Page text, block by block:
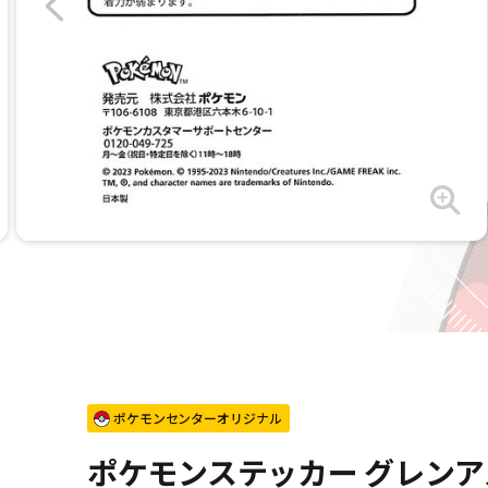
ポケモンセンターオリジナル
ポケモンステッカー グレン